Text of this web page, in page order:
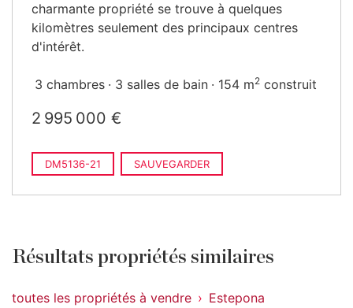
charmante propriété se trouve à quelques
kilomètres seulement des principaux centres
d'intérêt.
3 chambres 3 salles de bain 154 m2 construit
2 995 000 €
DM5136-21 SAUVEGARDER
Résultats propriétés similaires
toutes les propriétés à vendre
Estepona